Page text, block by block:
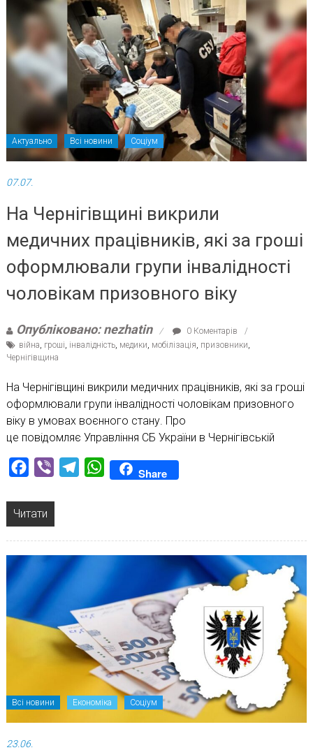
Актуально Всі новини Соціум
07.07.
На Чернігівщині викрили
медичних працівників, які за гроші
оформлювали групи інвалідності
чоловікам призовного віку
Опубліковано: nezhatin
0 Коментарів
війна гроші інвалідність, медики мобілізація призовники
Чернігівщина
На Чернігівщині викрили медичних працівників, які за гроші
оформлювали групи інвалідності чоловікам призовного
віку в умовах воєнного стану. Про
це повідомляє Управління СБ України в Чернігівській
Facebook
Viber TelegramWhatsAppShare
Читати
Всі новини Економіка Соціум
23.06.